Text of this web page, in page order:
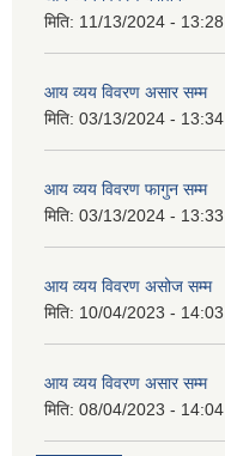
मिति: 11/13/2024 - 13:28
आय व्यय विवरण असार सम्म
मिति: 03/13/2024 - 13:34
आय व्यय विवरण फागुन सम्म
मिति: 03/13/2024 - 13:33
आय व्यय विवरण असोज सम्म
मिति: 10/04/2023 - 14:03
आय व्यय विवरण असार सम्म
मिति: 08/04/2023 - 14:04